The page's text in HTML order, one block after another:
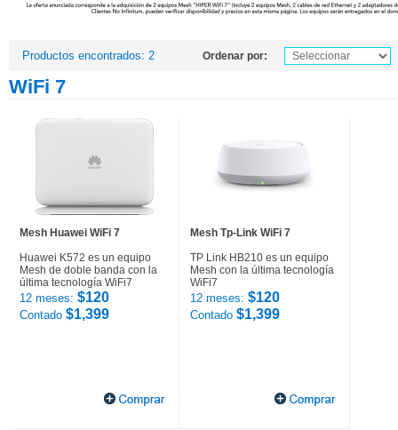
Productos encontrados: 2 Ordenar por:
WiFi 7
Mesh Huawei WiFi 7
Huawei K572 es un equipo
Mesh de doble banda con la
última tecnología WiFi7
12 meses: $120
Contado $1,399
Mesh Tp-Link WiFi 7
TP Link HB210 es un equipo
Mesh con la última tecnología
WiFi7
12 meses: $120
Contado $1,399